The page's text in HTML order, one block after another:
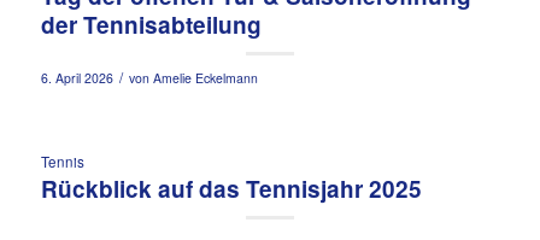
der Tennisabteilung
6. April 2026 / von Amelie Eckelmann
Tennis
Rückblick auf das Tennisjahr 2025